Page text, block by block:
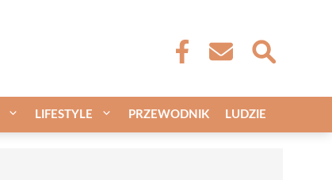
LIFESTYLE PRZEWODNIK LUDZIE